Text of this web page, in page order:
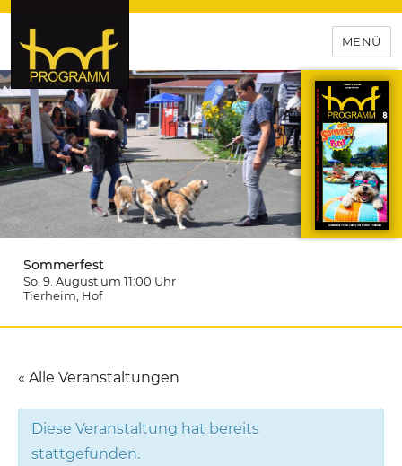
hof-programm – das
Veranstaltungsportal für
Hochfranken
MENÜ
Sommerfest
So. 9. August um 11:00 Uhr
Tierheim , Hof
« Alle Veranstaltungen
Diese Veranstaltung hat bereits
stattgefunden.